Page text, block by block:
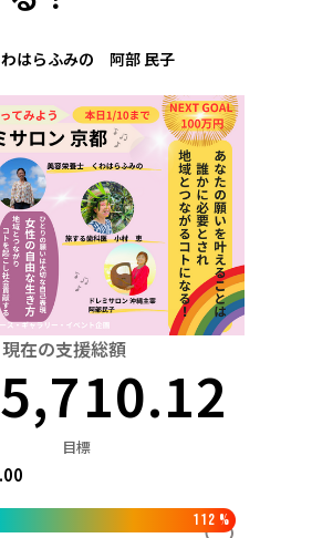
近畿
中国
四国
九州・沖縄
岩手 宮城 秋田
馬 埼玉 千葉 東京
川 福井 山梨 長野
大阪 兵庫 奈良
広島 山口
はらふみの 阿部 民子
現在の支援総額
目標
112 %